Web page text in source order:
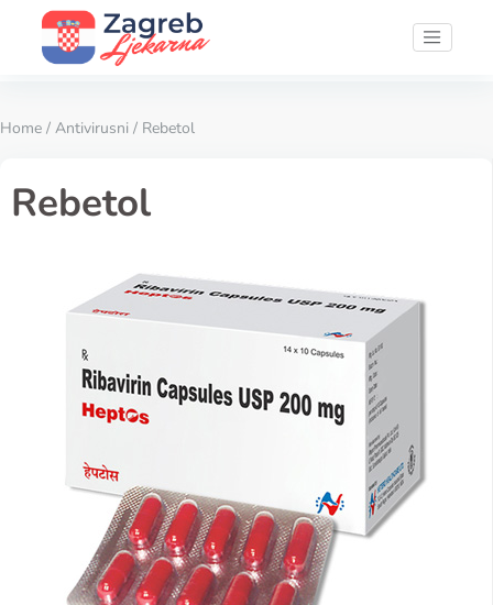
Home / Antivirusni / Rebetol
Rebetol